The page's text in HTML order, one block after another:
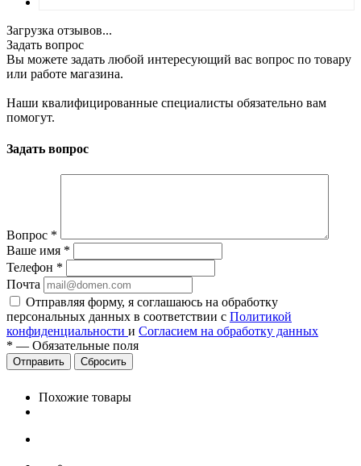
Загрузка отзывов...
Задать вопрос
Вы можете задать любой интересующий вас вопрос по товару
или работе магазина.
Наши квалифицированные специалисты обязательно вам
помогут.
Задать вопрос
Вопрос *
Ваше имя *
Телефон *
Почта
Отправляя форму, я соглашаюсь на обработку
персональных данных в соответствии с Политикой
конфиденциальности и Согласием на обработку данных
* — Обязательные поля
Сбросить
Похожие товары